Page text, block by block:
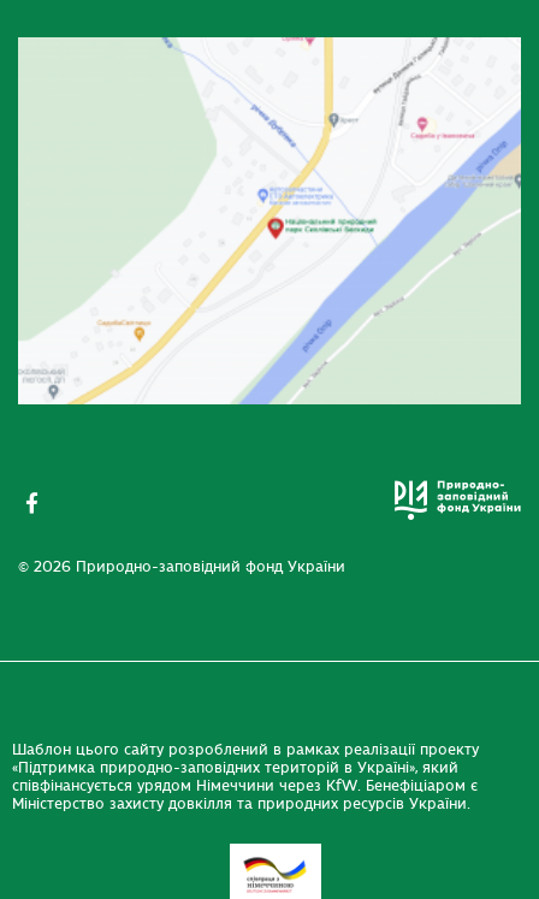
© 2026 Природно-заповідний фонд України
Шаблон цього сайту розроблений в рамках реалізації проекту
«Підтримка природно-заповідних територій в Україні», який
співфінансується урядом Німеччини через KfW. Бенефіціаром є
Міністерство захисту довкілля та природних ресурсів України.